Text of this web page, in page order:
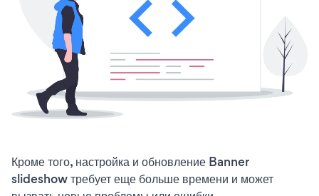
Кроме того, настройка и обновление Banner
slideshow требует еще больше времени и может